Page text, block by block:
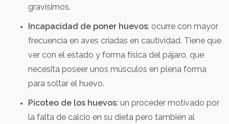
gravísimos.
Incapacidad de poner huevos: ocurre con mayor
frecuencia en aves criadas en cautividad. Tiene que
ver con el estado y forma física del pájaro, que
necesita poseer unos músculos en plena forma
para soltar el huevo.
Picoteo de los huevos: un proceder motivado por
la falta de calcio en su dieta pero también al